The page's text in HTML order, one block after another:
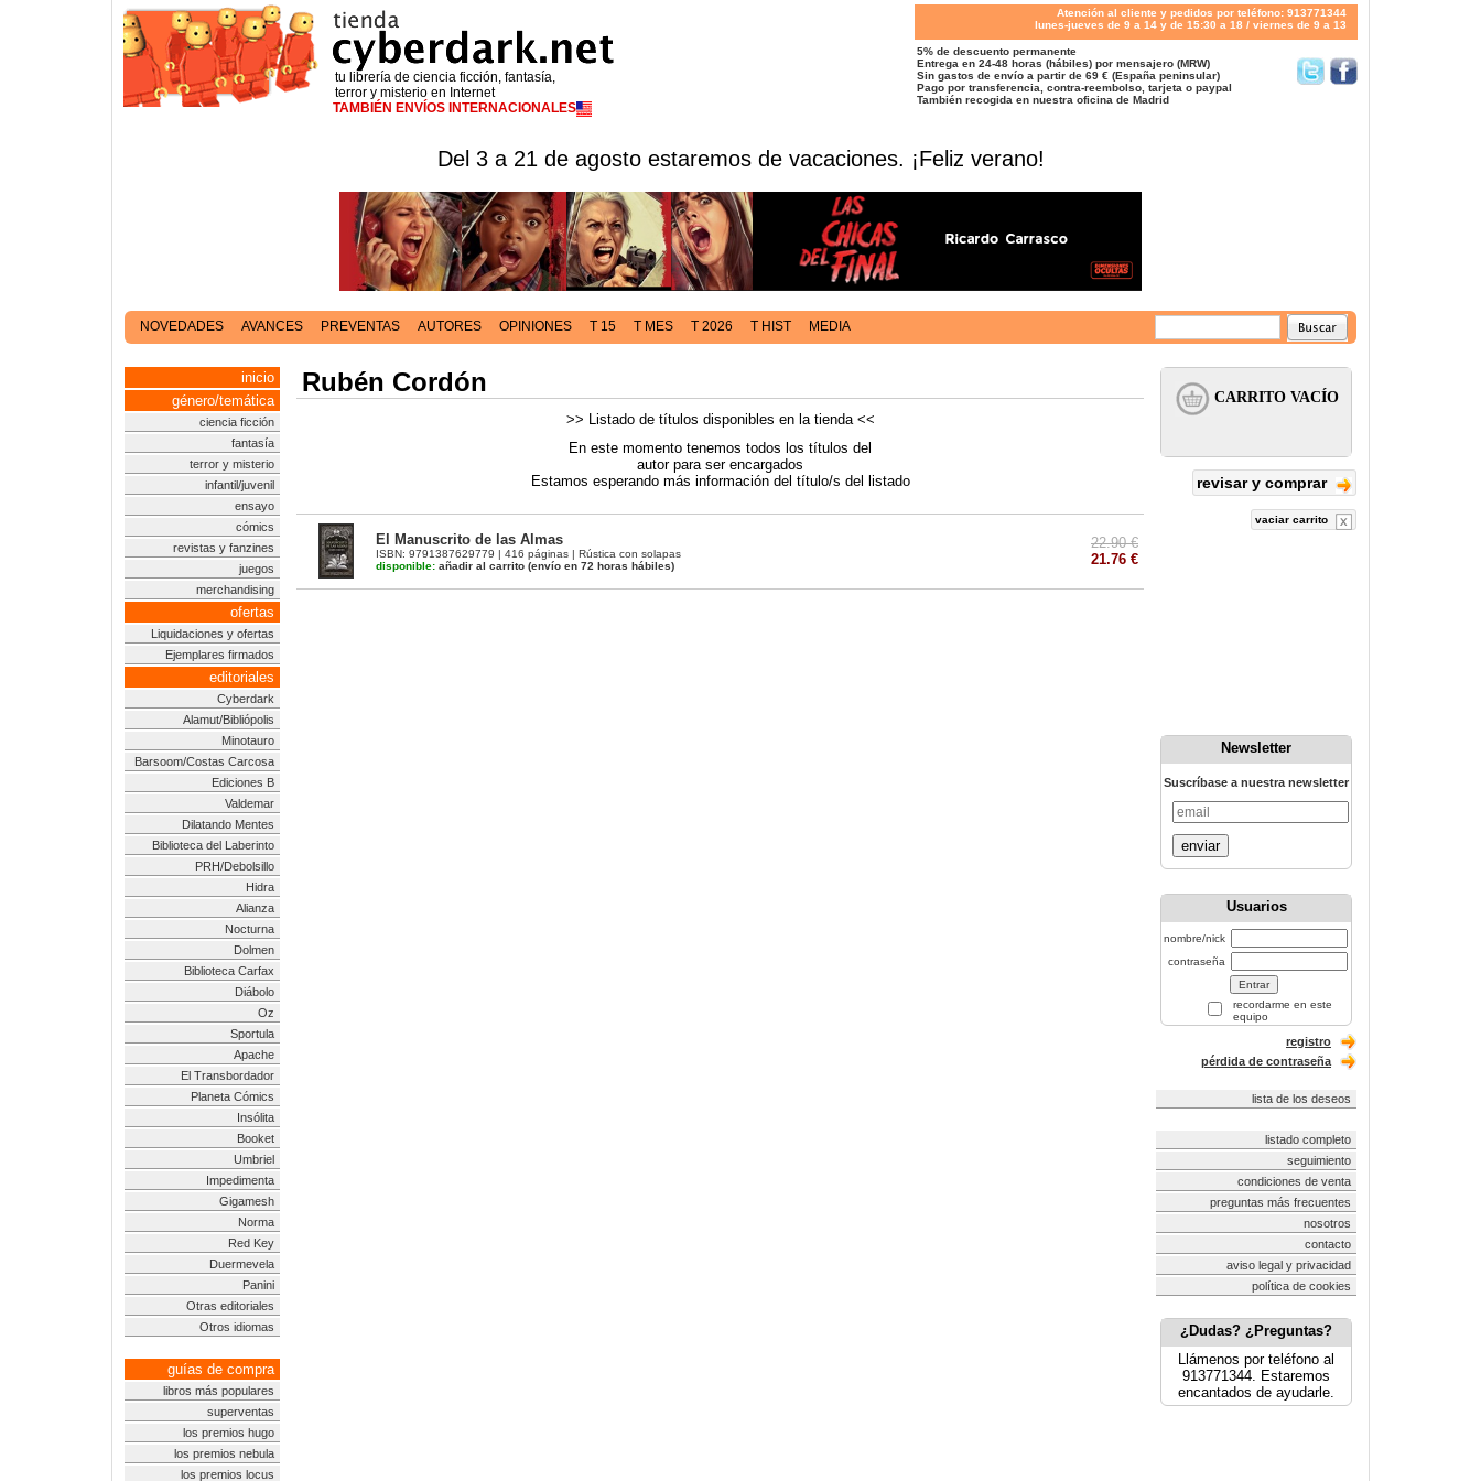
tu librería de ciencia ficción, fantasía,
terror y misterio en Internet
TAMBIÉN ENVÍOS INTERNACIONALES
Atención al cliente y pedidos por teléfono: 913771344
lunes-jueves de 9 a 14 y de 15:30 a 18 / viernes de 9 a 13
5% de descuento permanente
Entrega en 24-48 horas (hábiles) por mensajero (MRW)
Sin gastos de envío a partir de 69 € (España peninsular)
Pago por transferencia, contra-reembolso, tarjeta o paypal
También recogida en nuestra oficina de Madrid
Del 3 a 21 de agosto estaremos de vacaciones. ¡Feliz verano!
NOVEDADES AVANCES PREVENTAS AUTORES OPINIONES T 15 T MES T 2026 T HIST MEDIA
inicio
género/temática
ciencia ficción
fantasía
terror y misterio
infantil/juvenil
ensayo
cómics
revistas y fanzines
juegos
merchandising
ofertas
Liquidaciones y ofertas
Ejemplares firmados
editoriales
Cyberdark
Alamut/Bibliópolis
Minotauro
Barsoom/Costas Carcosa
Ediciones B
Valdemar
Dilatando Mentes
Biblioteca del Laberinto
PRH/Debolsillo
Hidra
Alianza
Nocturna
Dolmen
Biblioteca Carfax
Diábolo
Oz
Sportula
Apache
El Transbordador
Planeta Cómics
Insólita
Booket
Umbriel
Impedimenta
Gigamesh
Norma
Red Key
Duermevela
Panini
Otras editoriales
Otros idiomas
guías de compra
libros más populares
superventas
los premios hugo
los premios nebula
los premios locus
Rubén Cordón
>> Listado de títulos disponibles en la tienda <<
En este momento tenemos todos los títulos del
autor para ser encargados
Estamos esperando más información del título/s del listado
El Manuscrito de las Almas
ISBN: 9791387629779 | 416 páginas | Rústica con solapas
disponible: añadir al carrito (envío en 72 horas hábiles)
22.90 €
21.76 €
revisar y comprar
vaciar carrito
Newsletter
Suscríbase a nuestra newsletter
enviar
Usuarios
nombre/nick
contraseña
recordarme en este
equipo
registro
pérdida de contraseña
lista de los deseos
listado completo
seguimiento
condiciones de venta
preguntas más frecuentes
nosotros
contacto
aviso legal y privacidad
política de cookies
¿Dudas? ¿Preguntas?
Llámenos por teléfono al
913771344. Estaremos
encantados de ayudarle.